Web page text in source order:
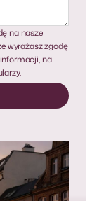
na nasze
​​wyrażasz zgodę
na